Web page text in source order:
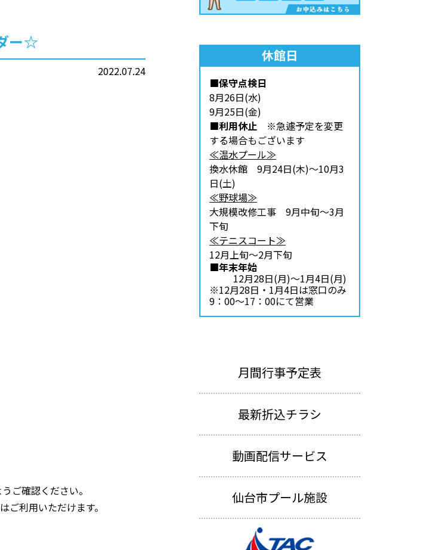
ー☆
2022.07.24
ご確認ください。
利用いただけます。
休館日
■保守点検日
8月26日(水)
9月25日(金)
■利用休止 ※急遽予定を変更
する場合もございます
≪温水プール≫
換水休館 9月24日(木)～10月3
日(土)
≪野球場≫
大規模改修工事 9月中旬～3月
下旬
≪テニスコート≫
12月上旬～2月下旬
■年末年始
12月28日(月)～1月4日(月)
※12月28日・1月4日は窓口のみ
9：00～17：00にて営業
月間行事予定表
最新折込チラシ
動画配信サービス
仙台市プール施設